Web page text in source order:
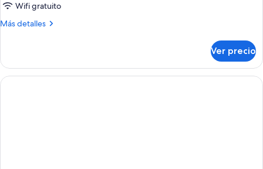
Wifi gratuito
Más detalles
Más
Ver precio